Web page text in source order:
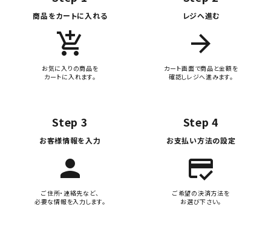
商品をカートに入れる
add_shopping_cart
お気に入りの商品を
カートに入れます。
レジへ進む
arrow_forward
カート画面で商品と金額を
確認しレジへ進みます。
Step 3
お客様情報を入力
person
ご住所・連絡先など、
必要な情報を入力します。
Step 4
お支払い方法の設定
credit_score
ご希望の決済方法を
お選び下さい。